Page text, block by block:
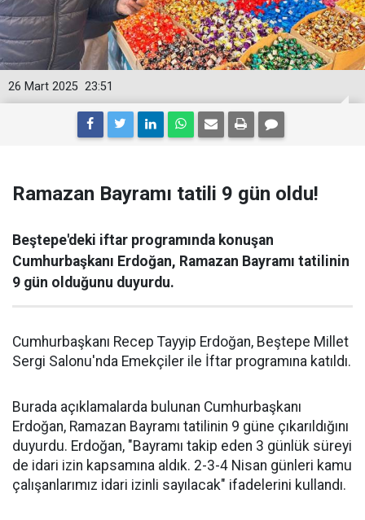
23:51
26 Mart 2025
Ramazan Bayramı tatili 9 gün oldu!
Beştepe'deki iftar programında konuşan
Cumhurbaşkanı Erdoğan, Ramazan Bayramı tatilinin
9 gün olduğunu duyurdu.
Cumhurbaşkanı Recep Tayyip Erdoğan, Beştepe Millet
Sergi Salonu'nda Emekçiler ile İftar programına katıldı.
Burada açıklamalarda bulunan Cumhurbaşkanı
Erdoğan, Ramazan Bayramı tatilinin 9 güne çıkarıldığını
duyurdu. Erdoğan, "Bayramı takip eden 3 günlük süreyi
de idari izin kapsamına aldık. 2-3-4 Nisan günleri kamu
çalışanlarımız idari izinli sayılacak" ifadelerini kullandı.